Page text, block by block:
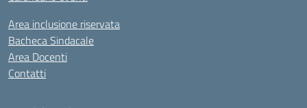
Area inclusione riservata
Bacheca Sindacale
Area Docenti
Contatti